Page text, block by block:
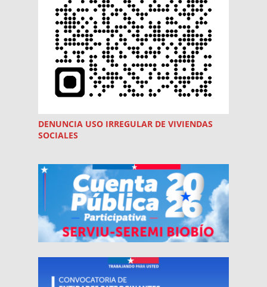
DENUNCIA USO IRREGULAR DE VIVIENDAS
SOCIALES